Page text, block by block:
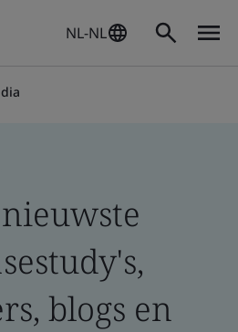
NL-NL
blogs en